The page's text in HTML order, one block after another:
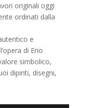
originali oggi
ordinati dalla
e
di Erio
simbolico,
dipinti, disegni,